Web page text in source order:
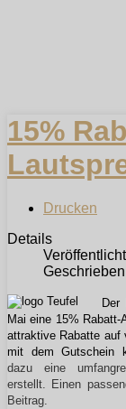
15%
Drucken
Details
Der
Mai eine 15%
attraktive Rabatte auf
mit dem Gutschein
dazu eine
erstellt. Einen
Beitrag.